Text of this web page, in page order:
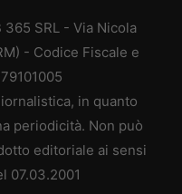
SRL - Via Nicola
- Codice Fiscale e
in quanto
periodicità. Non può
editoriale ai sensi
07.03.2001